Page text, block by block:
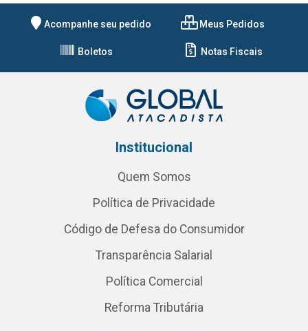
Acompanhe seu pedido Meus Pedidos
Boletos Notas Fiscais
Institucional
Quem Somos
Política de Privacidade
Código de Defesa do Consumidor
Transparência Salarial
Política Comercial
Reforma Tributária